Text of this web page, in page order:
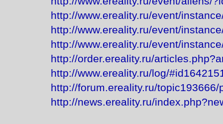
http://www.ereality.ru/event/
http://www.ereality.ru/event/
http://www.ereality.ru/event/
http://order.ereality.ru/
http://www.ereality.ru/log/
http://forum.ereality.ru/topic193666/
http://news.ereality.ru/